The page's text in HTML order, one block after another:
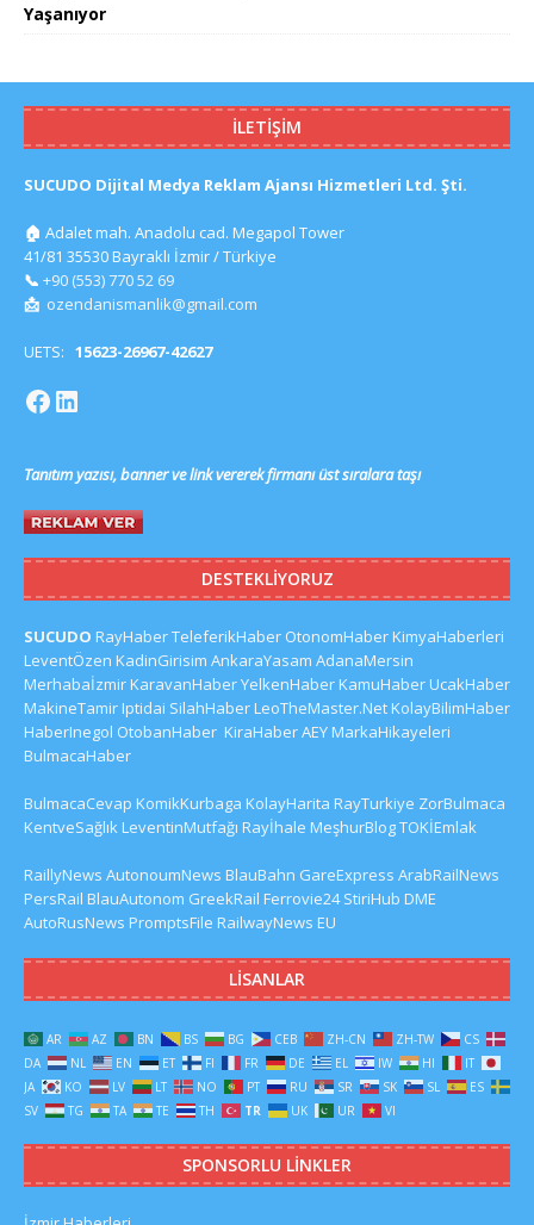
Yaşanıyor
İLETIŞIM
SUCUDO Dijital Medya Reklam Ajansı Hizmetleri Ltd. Şti.
🏠 Adalet mah. Anadolu cad. Megapol Tower
41/81 35530 Bayraklı İzmir / Türkiye
📞 +90 (553) 770 52 69
📩 ozendanismanlik@gmail.com
UETS: 15623-26967-42627
Tanıtım yazısı, banner ve link vererek firmanı üst sıralara taşı
DESTEKLIYORUZ
SUCUDO RayHaberTeleferikHaber OtonomHaberKimyaHaberleri
LeventÖzen KadinGirisim AnkaraYasam AdanaMersin
MerhabaİzmirKaravanHaberYelkenHaberKamuHaberUcakHaber
MakineTamirIptidai SilahHaberLeoTheMaster.NetKolayBilimHaber
HaberInegol OtobanHaber KiraHaberAEYMarkaHikayeleri
BulmacaHaber
BulmacaCevap KomikKurbaga KolayHarita RayTurkiye ZorBulmaca
KentveSağlıkLeventinMutfağı Rayİhale MeşhurBlogTOKİEmlak
RaillyNews AutonoumNews BlauBahn GareExpress ArabRailNews
PersRail BlauAutonom GreekRail Ferrovie24 StiriHub DME
AutoRusNews PromptsFile RailwayNews EU
LISANLAR
AR AZ BN BS BG CEB ZH-CN ZH-TW
CS
DA
NL EN ET FI FR DE EL IW HI
IT
JA
KO LV LT NO PT RU SR SK SL
ES
SV
TG TA TE TH TR UK UR VI
SPONSORLU LINKLER